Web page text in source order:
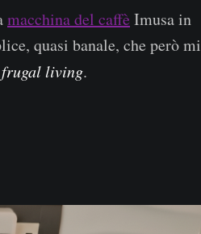
macchina del caffè Imusa in
quasi banale, che però mi
frugal living.